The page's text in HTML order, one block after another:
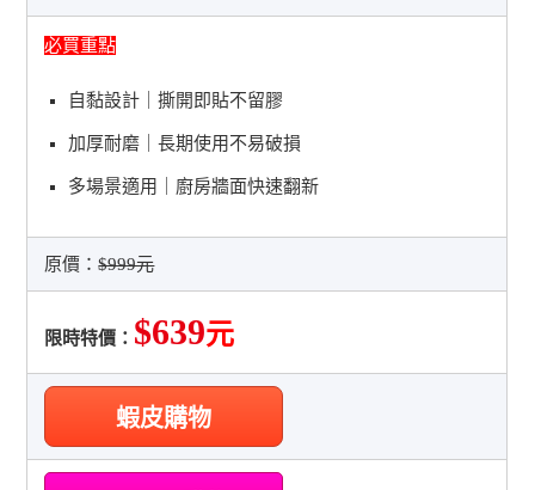
必買重點
自黏設計｜撕開即貼不留膠
加厚耐磨｜長期使用不易破損
多場景適用｜廚房牆面快速翻新
原價：$999元
限時特價： $639元
蝦皮購物